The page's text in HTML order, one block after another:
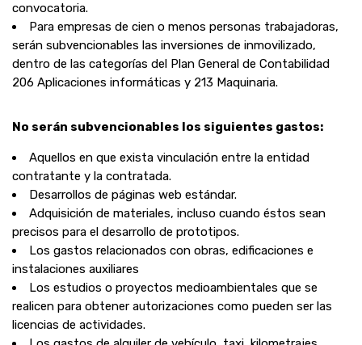
convocatoria.
Para empresas de cien o menos personas trabajadoras,
serán subvencionables las inversiones de inmovilizado,
dentro de las categorías del Plan General de Contabilidad
206 Aplicaciones informáticas y 213 Maquinaria.
No serán subvencionables los siguientes gastos:
Aquellos en que exista vinculación entre la entidad
contratante y la contratada.
Desarrollos de páginas web estándar.
Adquisición de materiales, incluso cuando éstos sean
precisos para el desarrollo de prototipos.
Los gastos relacionados con obras, edificaciones e
instalaciones auxiliares
Los estudios o proyectos medioambientales que se
realicen para obtener autorizaciones como pueden ser las
licencias de actividades.